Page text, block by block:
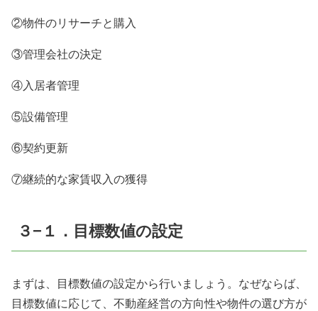
②物件のリサーチと購入
③管理会社の決定
④入居者管理
⑤設備管理
⑥契約更新
⑦継続的な家賃収入の獲得
３−１．目標数値の設定
まずは、目標数値の設定から行いましょう。なぜならば、
目標数値に応じて、不動産経営の方向性や物件の選び方が